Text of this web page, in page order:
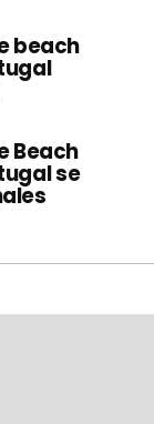
beach
Beach
se